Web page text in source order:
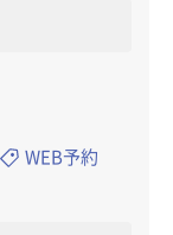
WEB予約